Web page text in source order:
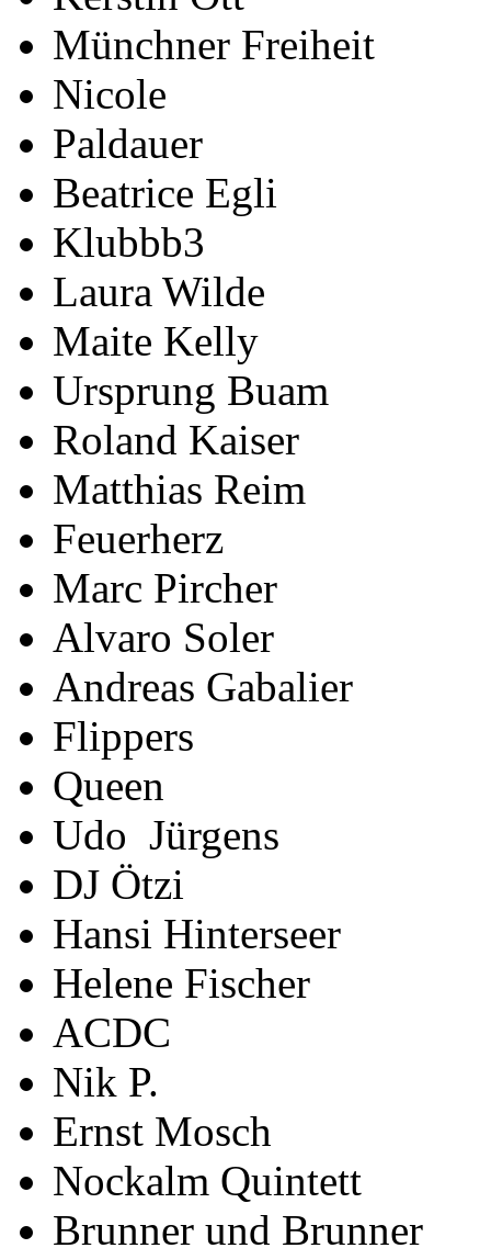
Münchner Freiheit
Nicole
Paldauer
Beatrice Egli
Klubbb3
Laura Wilde
Maite Kelly
Ursprung Buam
Roland Kaiser
Matthias Reim
Feuerherz
Marc Pircher
Alvaro Soler
Andreas Gabalier
Flippers
Queen
Udo Jürgens
DJ Ötzi
Hansi Hinterseer
Helene Fischer
ACDC
Nik P.
Ernst Mosch
Nockalm Quintett
Brunner und Brunner